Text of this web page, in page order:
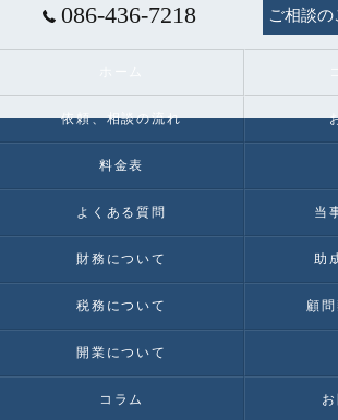
086-436-7218 ご相談
依頼、相談の流れ
料金表
よくある質問 当
財務について 助
税務について 顧
開業について
コラム